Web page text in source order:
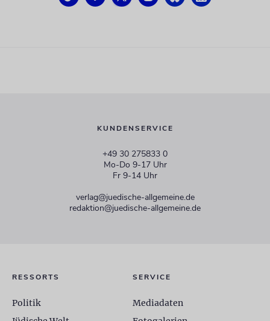
KUNDENSERVICE
+49 30 275833 0
Mo-Do 9-17 Uhr
Fr 9-14 Uhr
verlag@juedische-allgemeine.de
redaktion@juedische-allgemeine.de
RESSORTS
Politik
SERVICE
Mediadaten